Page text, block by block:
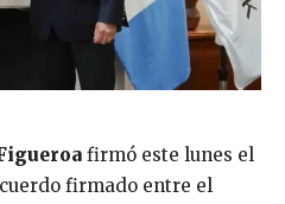
firmó este lunes el
firmado entre el